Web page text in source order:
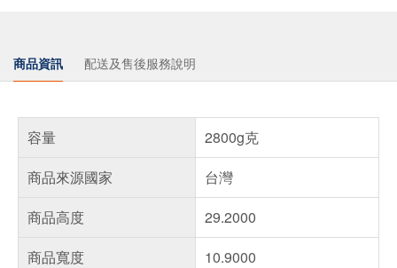
商品資訊 配送及售後服務說明
容量
2800g克
商品來源國家
台灣
商品高度
29.2000
商品寬度
10.9000